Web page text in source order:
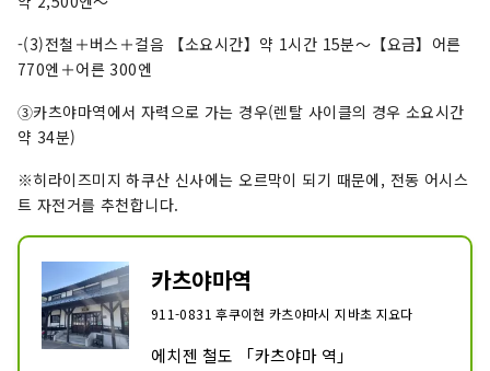
-(3)전철＋버스＋걸음 【소요시간】약 1시간 15분～【요금】어른
770엔＋어른 300엔
➂카츠야마역에서 자력으로 가는 경우(렌탈 사이클의 경우 소요시간
약 34분)
※히라이즈미지 하쿠산 신사에는 오르막이 되기 때문에, 전동 어시스
트 자전거를 추천합니다.
카츠야마역
911-0831 후쿠이현 카츠야마시 지바초 지요다
에치젠 철도 「카츠야마 역」